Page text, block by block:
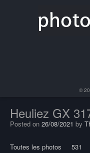
©
Heuliez GX
Posted on 26/08/2021 by
Toutes les photos 531